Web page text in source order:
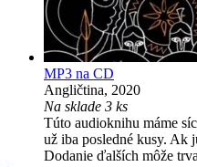
MP3 na CD
Angličtina, 2020
Na sklade 3 ks
Túto audioknihu máme
už iba posledné kusy. Ak
Dodanie ďalších môže